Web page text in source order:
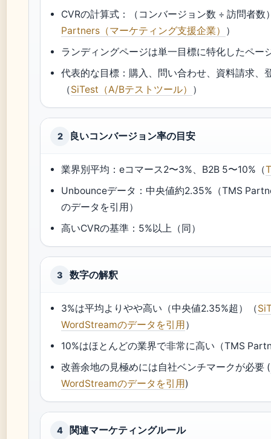
CVRの計算式：（コンバージョン数 ÷ 訪問者数
Partners（マーケティング支援企業） ）
ランディングページは単一目標に特化したペー
代表的な目標：購入、問い合わせ、資料請求、
（SiTest（A/Bテストツール） ）
2 良いコンバージョン率の目安
業界別平均：eコマース2〜3%、B2B 5〜10%（
Unbounceデータ：中央値約2.35%（TMS
のデータを引用）
高いCVRの基準：5%以上（同）
3 数字の解釈
3%は平均よりやや高い（中央値2.35%超）（
WordStreamのデータを引用）
10%はほとんどの業界で非常に高い（TMS
改善余地の見極めには自社ベンチマークが必要 (
WordStreamのデータを引用)
4 関連マーケティングルール